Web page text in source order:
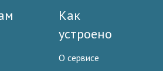
Как
устроено
О сервисе